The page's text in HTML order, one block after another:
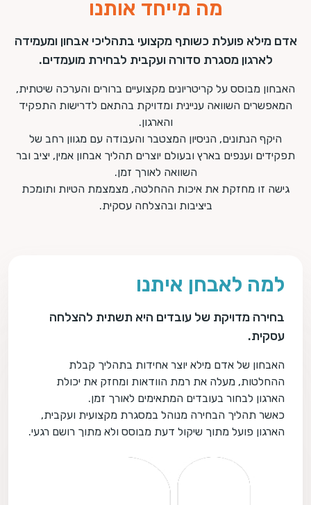
מה מייחד אותנו
אדם מילא פועלת כשותף מקצועי בתהליכי אבחון ומעמידה
לארגון מסגרת סדורה ועקבית לבחירת מועמדים.
האבחון מבוסס על קריטריונים מקצועיים ברורים והערכה שיטתית,
המאפשרים השוואה עניינית ומדויקת בהתאם לדרישות התפקיד
והארגון.
היקף הנתונים, הניסיון המצטבר והעבודה עם מגוון רחב של
תפקידים וענפים בארץ ובעולם יוצרים תהליך אבחון אמין, יציב ובר
השוואה לאורך זמן.
גישה זו מחזקת את איכות ההחלטה, מצמצמת הטיות ותומכת
ביציבות ובהצלחה עסקית.
למה לאבחן איתנו
בחירה מדויקת של עובדים היא תשתית להצלחה
עסקית.
האבחון של אדם מילא יוצר אחידות בתהליך קבלת
ההחלטות, מעלה את רמת הוודאות ומחזק את יכולת
הארגון לבחור בעובדים המתאימים לאורך זמן.
כאשר תהליך הבחירה מנוהל במסגרת מקצועית ועקבית,
הארגון פועל מתוך שיקול דעת מבוסס ולא מתוך רושם רגעי.